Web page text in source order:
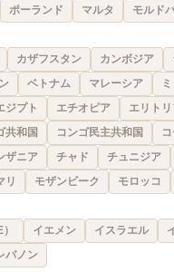
ポーランド マルタ モルド
カザフスタン カンボジア
ベトナム マレーシア
ジプト エチオピア エリト
共和国 コンゴ民主共和国
ザニア チャド チュニジア
リ モザンビーク モロッコ
イエメン イスラエル
バノン